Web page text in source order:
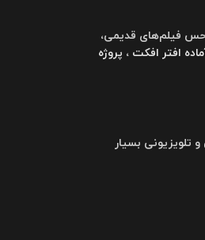
حس فیلم‌های قدیمی،
افتر افکت ، پروژه
بسیار